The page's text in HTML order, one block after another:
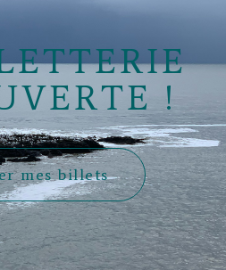
!
mes billets